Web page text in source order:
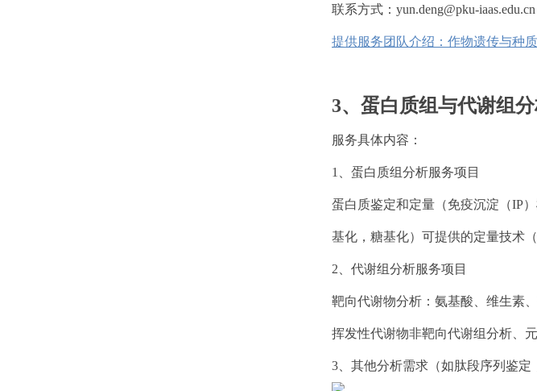
联系方式：yun.deng@pku-iaas.edu.cn
提供服务团队介绍：作物遗传与种
3、蛋白质组与代谢组
服务具体内容：
1、蛋白质组分析服务项目
蛋白质鉴定和定量（免疫沉淀（IP
基化，糖基化）可提供的定量技术
2、代谢组分析服务项目
靶向代谢物分析：氨基酸、维生素
挥发性代谢物非靶向代谢组分析、
3、其他分析需求（如肽段序列鉴定